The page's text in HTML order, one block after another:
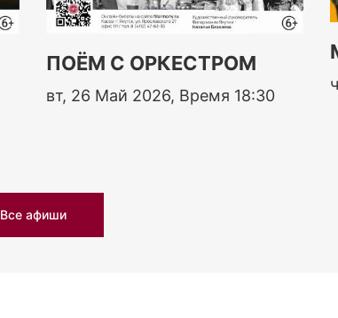
ПОЁМ С ОРКЕСТРОМ
вт, 26 Май 2026, Время 18:30
Все афиши